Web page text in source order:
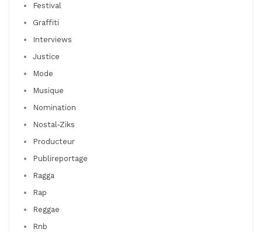
Festival
Graffiti
Interviews
Justice
Mode
Musique
Nomination
Nostal-Ziks
Producteur
Publireportage
Ragga
Rap
Reggae
Rnb